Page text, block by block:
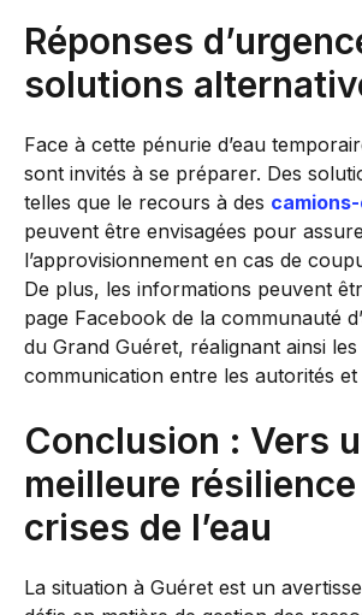
Réponses
solutions
Face à cette pénurie d’eau
sont invités à se préparer. Des
telles que le recours à des
peuvent être envisagées pour
l’approvisionnement en cas de
De plus, les informations peuvent
page Facebook de la communauté
du Grand Guéret, réalignant ainsi
communication entre les autorités et
Conclusion : Vers
meilleure
crises de l’eau
La situation à Guéret est un